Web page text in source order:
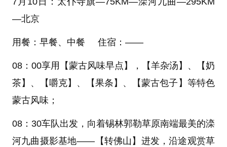
—北京
用餐：早餐、中餐 住宿：——
08：00享用 【蒙古风味早点】 ， 【羊杂汤】 、
【奶
茶】 、 【嚼克】 、 【果条】 、 【蒙古包子】 等特色
蒙古风味；
08：30车队出发，向着锡林郭勒草原南端最美的滦
河九曲摄影基地—— 【转佛山】 进发，沿途观赏草